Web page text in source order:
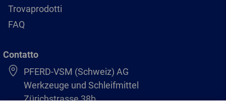
Trovaprodotti
FAQ
Contatto
PFERD-VSM (Schweiz) AG
Werkzeuge und Schleifmittel
Zürichstrasse 38b